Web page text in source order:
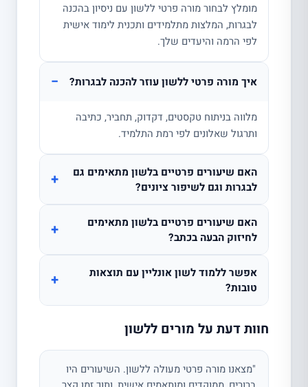
מומלץ לבחור מורה פרטי ללשון עם ניסיון בהכנה
לבגרות, המלצות מתלמידים ותכנית לימוד אישית
לפי הרמה והיעדים שלך.
איך מורה פרטי ללשון עוזר להכנה לבגרות? −
מלווה בניתוח טקסטים, דקדוק, תחביר, כתיבה
ותרגול שאלונים לפי רמת התלמיד.
האם שיעורים פרטיים בלשון מתאימים גם
לבגרות וגם לשיפור ציונים?
+
האם שיעורים פרטיים בלשון מתאימים
לחיזוק הבעה בכתב?
+
אפשר ללמוד לשון אונליין עם תוצאות
טובות?
+
חוות דעת על מורים ללשון
"מצאנו מורה פרטי מעולה ללשון. השיעורים היו